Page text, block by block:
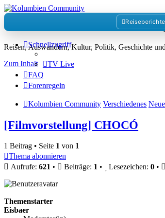
Kolumbienforum - Das
Reisen, Auswandern, Kultur, Politik, Geschichte
Zum Inhalt
Reiseberichte
Schnellzugriff
TV Live
FAQ
Forenregeln
Kolumbien Community Verschiedenes
[Filmvorstellung] CHOCÓ
1 Beitrag • Seite 1 von 1
Thema abonnieren
Aufrufe: 621 • Beiträge: 1 • Lesezeichen: 0 •
Themenstarter
Eisbaer